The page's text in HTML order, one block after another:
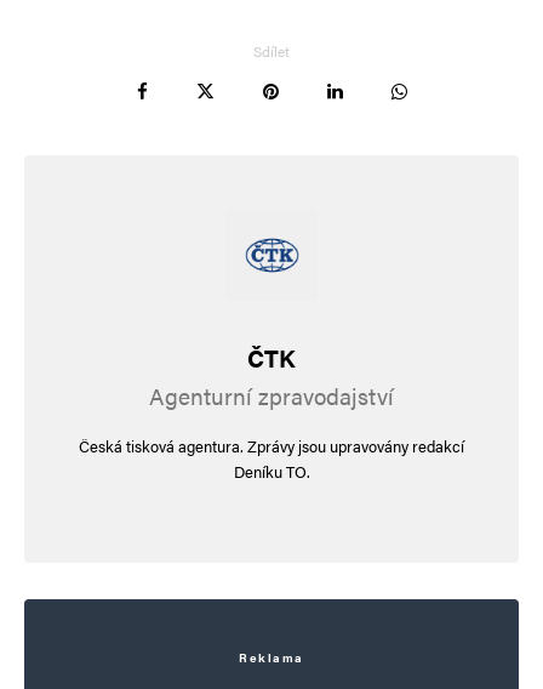
Sdílet
ČTK
Agenturní zpravodajství
Česká tisková agentura. Zprávy jsou upravovány redakcí
Deníku TO.
Reklama